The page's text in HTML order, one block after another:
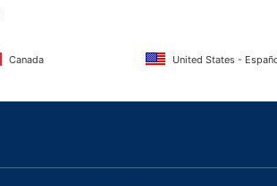
Canada United States -